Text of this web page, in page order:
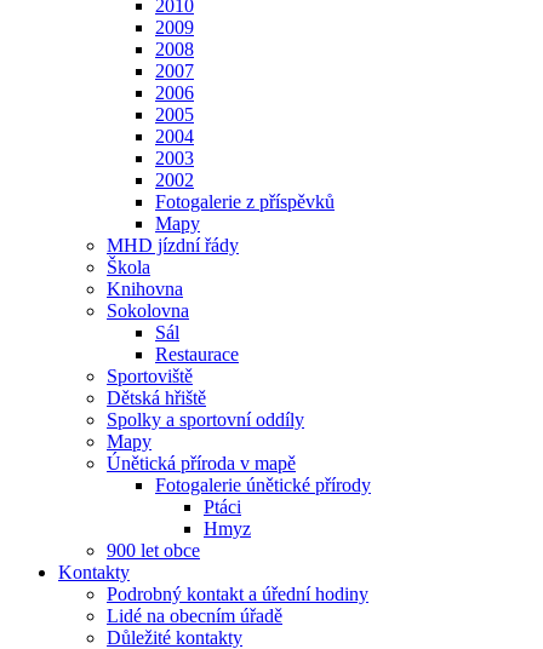
2010
2009
2008
2007
2006
2005
2004
2003
2002
Fotogalerie z příspěvků
Mapy
MHD jízdní řády
Škola
Knihovna
Sokolovna
Sál
Restaurace
Sportoviště
Dětská hřiště
Spolky a sportovní oddíly
Mapy
Únětická příroda v mapě
Fotogalerie únětické přírody
Ptáci
Hmyz
900 let obce
Kontakty
Podrobný kontakt a úřední hodiny
Lidé na obecním úřadě
Důležité kontakty